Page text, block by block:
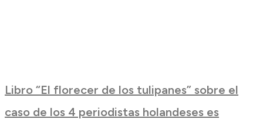
Libro “El florecer de los tulipanes” sobre el
caso de los 4 periodistas holandeses es